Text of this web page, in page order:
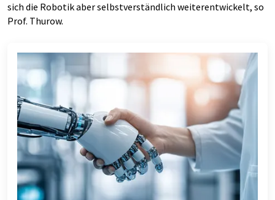
sich die Robotik aber selbstverständlich weiterentwickelt, so
Prof. Thurow.